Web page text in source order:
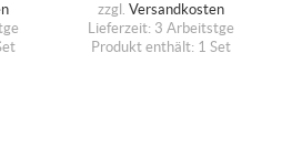
zzgl. Versandkosten
Lieferzeit: 3 Arbeitstge
Produkt enthält: 1 Set